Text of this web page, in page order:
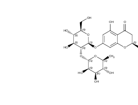
CH3
(S)
O
(S)
O
(R)
(S)
HO
(S)
HO (R)
OH
O
(S)
O
OH O
(S)
O
(R)
HO (R)
OH
(R)
OH